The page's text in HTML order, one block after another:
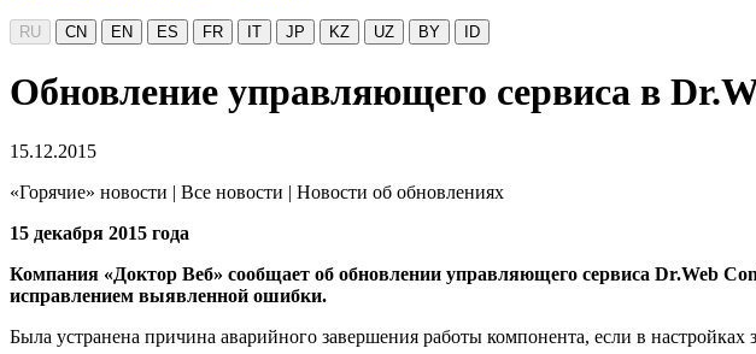
RU CN EN ES FR IT JP KZ UZ BY ID
Обновление управляющего сервиса в
15.12.2015
«Горячие» новости | Все новости | Новости об обновлениях
15 декабря 2015 года
Компания «Доктор Веб» сообщает об обновлении управляющего сервиса Dr.Web
исправлением выявленной ошибки.
Была устранена причина аварийного завершения работы компонента, если в